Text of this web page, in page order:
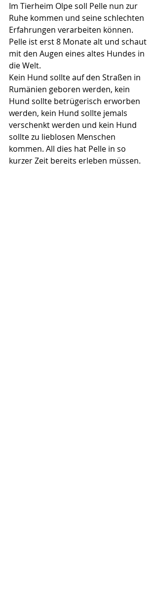
Im Tierheim Olpe soll Pelle nun zur
Ruhe kommen und seine schlechten
Erfahrungen verarbeiten können.
Pelle ist erst 8 Monate alt und schaut
mit den Augen eines altes Hundes in
die Welt.
Kein Hund sollte auf den Straßen in
Rumänien geboren werden, kein
Hund sollte betrügerisch erworben
werden, kein Hund sollte jemals
verschenkt werden und kein Hund
sollte zu lieblosen Menschen
kommen. All dies hat Pelle in so
kurzer Zeit bereits erleben müssen.